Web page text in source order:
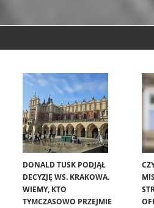
DONALD TUSK PODJĄŁ
DECYZJĘ WS. KRAKOWA.
WIEMY, KTO
TYMCZASOWO PRZEJMIE